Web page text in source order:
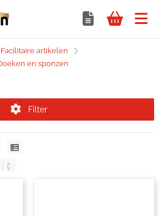
Facilitaire artikelen
en sponzen
Filter